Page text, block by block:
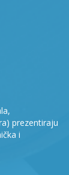
prezentiraju
i